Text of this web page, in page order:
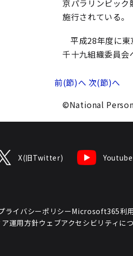
京パラリンピッ
施行されている。
平成28年度に
千十九組織委員会
前(節)へ 次(節)へ
©National
X(旧Twitter) Youtube
ライバシーポリシーMicrosoft365利
運用方針ウェブアクセシビリティに